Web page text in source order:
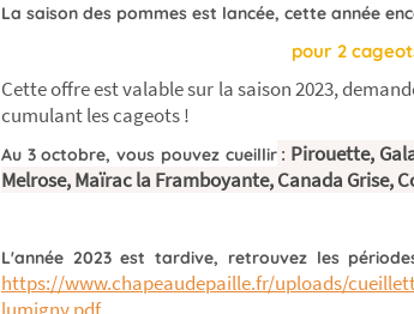
La saison des pommes est lancée, cette année
pour 2
Cette offre est valable sur la saison 2023,
cumulant les cageots !
Au 3 octobre, vous pouvez cueillir: Pirouette,
Melrose, Maïrac la Framboyante, Canada Grise,
L'année 2023 est tardive, retrouvez les
https://www.chapeaudepaille.fr/uploads/